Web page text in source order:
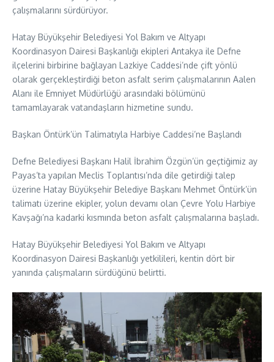
çalışmalarını sürdürüyor.
Hatay Büyükşehir Belediyesi Yol Bakım ve Altyapı
Koordinasyon Dairesi Başkanlığı ekipleri Antakya ile Defne
ilçelerini birbirine bağlayan Lazkiye Caddesi’nde çift yönlü
olarak gerçekleştirdiği beton asfalt serim çalışmalarının Aalen
Alanı ile Emniyet Müdürlüğü arasındaki bölümünü
tamamlayarak vatandaşların hizmetine sundu.
Başkan Öntürk’ün Talimatıyla Harbiye Caddesi’ne Başlandı
Defne Belediyesi Başkanı Halil İbrahim Özgün’ün geçtiğimiz ay
Payas’ta yapılan Meclis Toplantısı’nda dile getirdiği talep
üzerine Hatay Büyükşehir Belediye Başkanı Mehmet Öntürk’ün
talimatı üzerine ekipler, yolun devamı olan Çevre Yolu Harbiye
Kavşağı’na kadarki kısmında beton asfalt çalışmalarına başladı.
Hatay Büyükşehir Belediyesi Yol Bakım ve Altyapı
Koordinasyon Dairesi Başkanlığı yetkilileri, kentin dört bir
yanında çalışmaların sürdüğünü belirtti.